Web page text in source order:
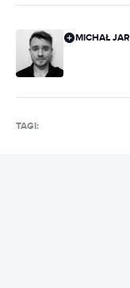
MICHAŁ
TAGI: